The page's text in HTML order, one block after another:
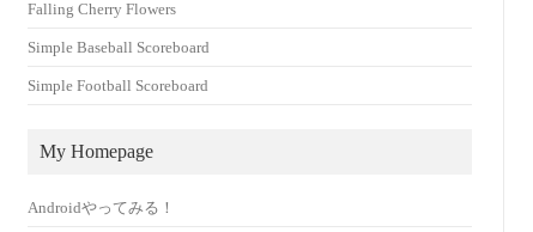
Falling Cherry Flowers
Simple Baseball Scoreboard
Simple Football Scoreboard
My Homepage
Androidやってみる！